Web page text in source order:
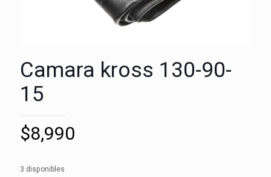
Camara kross 130-90-
15
$8,990
3 disponibles